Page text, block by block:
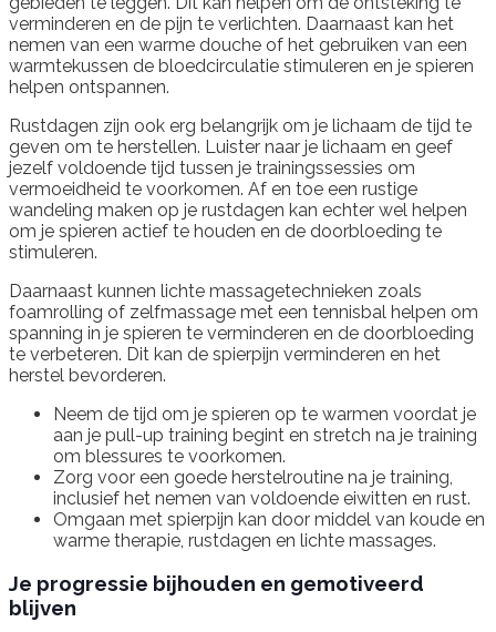
verminderen en de pijn te verlichten. Daarnaast kan het
nemen van een warme douche of het gebruiken van een
warmtekussen de bloedcirculatie stimuleren en je spieren
helpen ontspannen.
Rustdagen zijn ook erg belangrijk om je lichaam de tijd te
geven om te herstellen. Luister naar je lichaam en geef
jezelf voldoende tijd tussen je trainingssessies om
vermoeidheid te voorkomen. Af en toe een rustige
wandeling maken op je rustdagen kan echter wel helpen
om je spieren actief te houden en de doorbloeding te
stimuleren.
Daarnaast kunnen lichte massagetechnieken zoals
foamrolling of zelfmassage met een tennisbal helpen om
spanning in je spieren te verminderen en de doorbloeding
te verbeteren. Dit kan de spierpijn verminderen en het
herstel bevorderen.
Neem de tijd om je spieren op te warmen voordat je
aan je pull-up training begint en stretch na je training
om blessures te voorkomen.
Zorg voor een goede herstelroutine na je training,
inclusief het nemen van voldoende eiwitten en rust.
Omgaan met spierpijn kan door middel van koude en
warme therapie, rustdagen en lichte massages.
Je progressie bijhouden en gemotiveerd
blijven